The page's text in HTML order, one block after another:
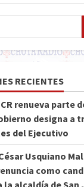
RECIENTES
renueva parte
designa a
del Ejecutivo
Usquiano
como
la alcaldía de San